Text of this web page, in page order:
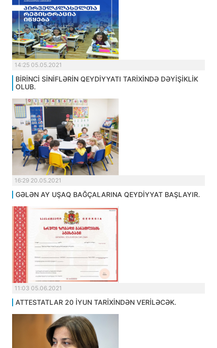
14:25 05.05.2021
BİRİNCİ SİNİFLƏRİN QEYDİYYATI TARİXİNDƏ DƏYİŞİKLİK
OLUB.
16:29 20.05.2021
GƏLƏN AY UŞAQ BAĞÇALARINA QEYDİYYAT BAŞLAYIR.
11:03 05.06.2021
ATTESTATLAR 20 İYUN TARİXİNDƏN VERİLƏCƏK.